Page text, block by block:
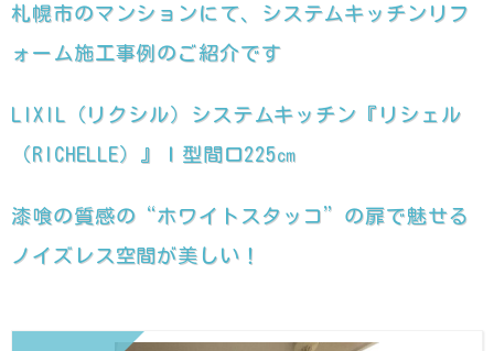
札幌市のマンションにて、システムキッチンリフ
ォーム施工事例のご紹介です
LIXIL（リクシル）システムキッチン『リシェル
（RICHELLE）』Ｉ型間口225㎝
漆喰の質感の“ホワイトスタッコ”の扉で魅せる
ノイズレス空間が美しい！